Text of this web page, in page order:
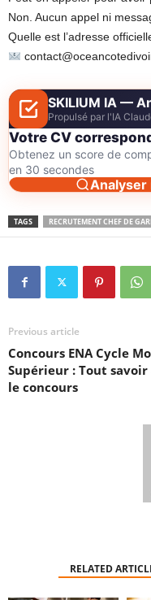
Non. Aucun appel ni
Quelle est l’adresse
SKILIUM IA —
Propulsé par l'IA
Votre CV
Obtenez un score de
en 30 secondes
Analyser
TAGS RECRUTEMENT CHEF DE
Previous article
Concours ENA Cycle
Supérieur : Tout savoir
le concours
RELATED